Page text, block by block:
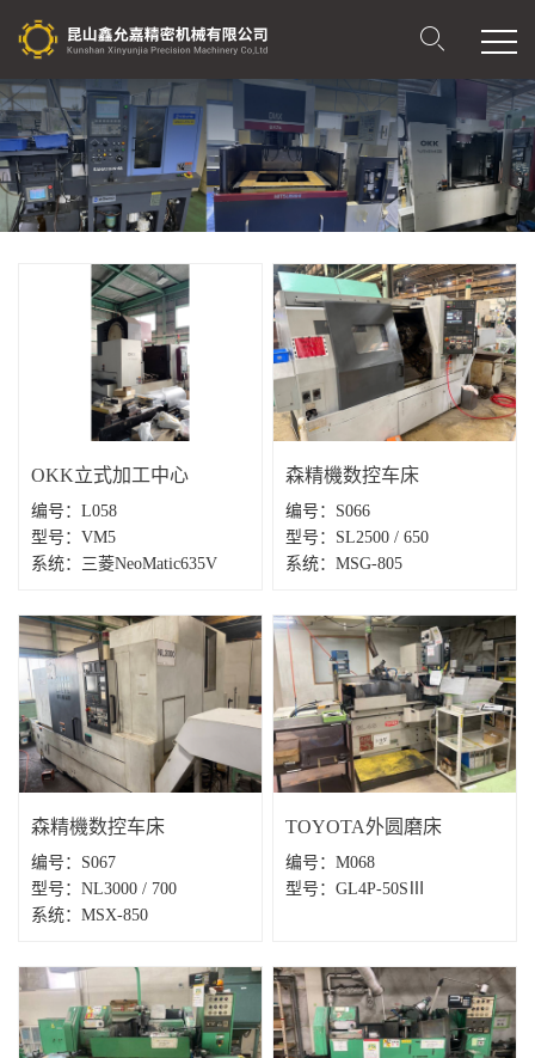
OKK立式加工中心
编号：L058
型号：VM5
系统：三菱NeoMatic635V
森精機数控车床
编号：S066
型号：SL2500 / 650
系统：MSG-805
森精機数控车床
编号：S067
型号：NL3000 / 700
系统：MSX-850
TOYOTA外圆磨床
编号：M068
型号：GL4P-50SⅢ